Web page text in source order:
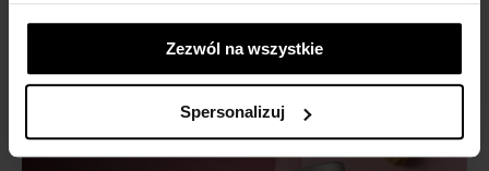
Zezwól na wszystkie
Spersonalizuj